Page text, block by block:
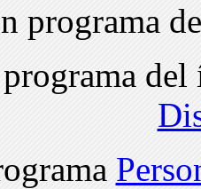
programa